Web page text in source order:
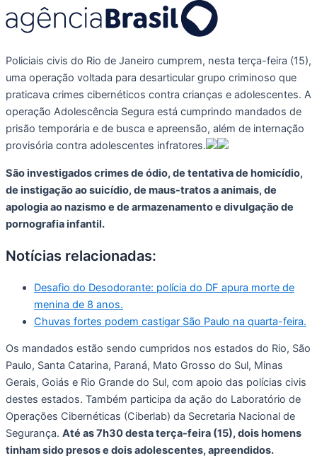
Policiais civis do Rio de Janeiro cumprem, nesta terça-feira (15),
uma operação voltada para desarticular grupo criminoso que
praticava crimes cibernéticos contra crianças e adolescentes. A
operação Adolescência Segura está cumprindo mandados de
prisão temporária e de busca e apreensão, além de internação
provisória contra adolescentes infratores.
São investigados crimes de ódio, de tentativa de homicídio,
de instigação ao suicídio, de maus-tratos a animais, de
apologia ao nazismo e de armazenamento e divulgação de
pornografia infantil.
Notícias relacionadas:
Desafio do Desodorante: polícia do DF apura morte de
menina de 8 anos.
Chuvas fortes podem castigar São Paulo na quarta-feira.
Os mandados estão sendo cumpridos nos estados do Rio, São
Paulo, Santa Catarina, Paraná, Mato Grosso do Sul, Minas
Gerais, Goiás e Rio Grande do Sul, com apoio das polícias civis
destes estados. Também participa da ação do Laboratório de
Operações Cibernéticas (Ciberlab) da Secretaria Nacional de
Segurança. Até as 7h30 desta terça-feira (15), dois homens
tinham sido presos e dois adolescentes, apreendidos.